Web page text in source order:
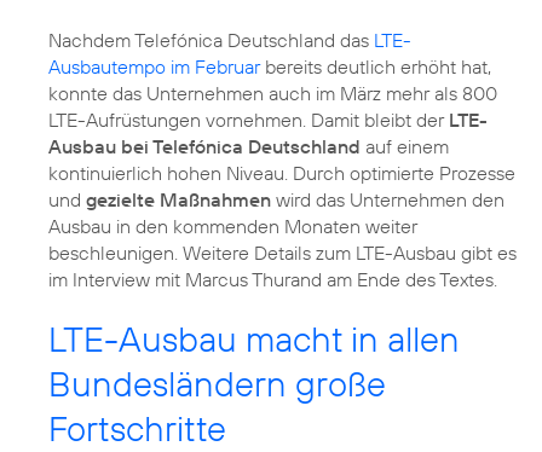
Nachdem Telefónica Deutschland das LTE-
Ausbautempo im Februarbereits deutlich erhöht hat,
konnte das Unternehmen auch im März mehr als 800
LTE-Aufrüstungen vornehmen. Damit bleibt der LTE-
Ausbau bei Telefónica Deutschland auf einem
kontinuierlich hohen Niveau. Durch optimierte Prozesse
und gezielte Maßnahmen wird das Unternehmen den
Ausbau in den kommenden Monaten weiter
beschleunigen. Weitere Details zum LTE-Ausbau gibt es
im Interview mit Marcus Thurand am Ende des Textes.
LTE-Ausbau macht in allen
Bundesländern große
Fortschritte